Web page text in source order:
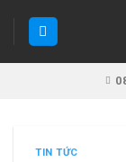
TIN TỨC